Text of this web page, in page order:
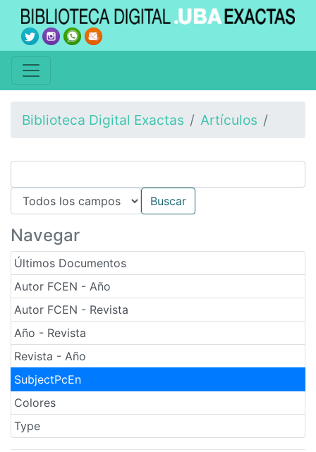
Biblioteca Digital Exactas Artículos
Navegar
Últimos Documentos
Autor FCEN - Año
Autor FCEN - Revista
Año - Revista
Revista - Año
SubjectPcEn
Colores
Type